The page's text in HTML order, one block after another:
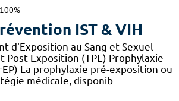
100%
IST & VIH
d'Exposition au Sang et Sexuel
Post-Exposition (TPE) Prophylaxie
La prophylaxie pré-exposition ou
médicale, disponib